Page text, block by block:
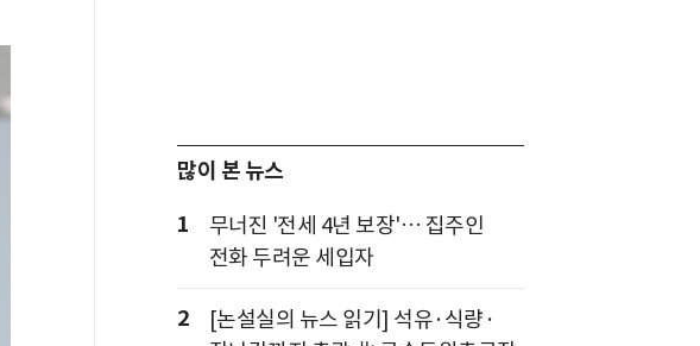
많이 본 뉴스
1
무너진 '전세 4년 보장'… 집주인
전화 두려운 세입자
2
[논설실의 뉴스 읽기] 석유·식량·